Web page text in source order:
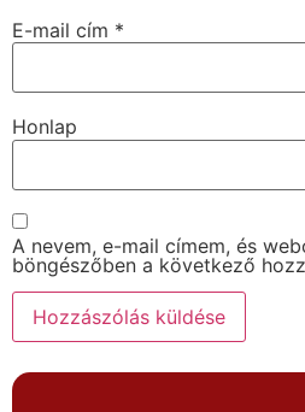
E-mail cím *
Honlap
A nevem, e-mail címem, és
böngészőben a következő